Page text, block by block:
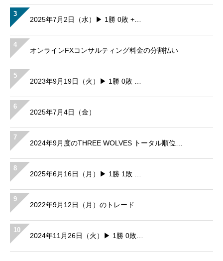
3
2025年7月2日（水）▶ 1勝 0敗 +…
4
オンラインFXコンサルティング料金の分割払い
5
2023年9月19日（火）▶ 1勝 0敗 …
6
2025年7月4日（金）
7
2024年9月度のTHREE WOLVES トータル順位…
8
2025年6月16日（月）▶ 1勝 1敗 …
9
2022年9月12日（月）のトレード
10
2024年11月26日（火）▶ 1勝 0敗…